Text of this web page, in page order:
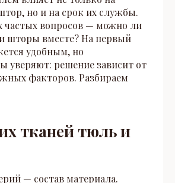
но и на срок их службы.
частых вопросов — можно ли
шторы вместе? На первый
удобным, но
уверяют: решение зависит от
факторов. Разбираем
тканей тюль и
— состав материала.